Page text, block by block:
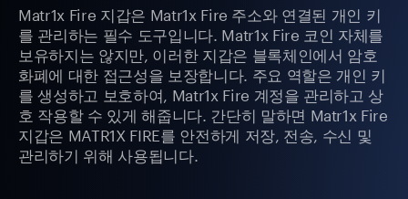
Matr1x Fire 지갑은 Matr1x Fire 주소와 연결된 개인 키
를 관리하는 필수 도구입니다. Matr1x Fire 코인 자체를
보유하지는 않지만, 이러한 지갑은 블록체인에서 암호
화폐에 대한 접근성을 보장합니다. 주요 역할은 개인 키
를 생성하고 보호하여, Matr1x Fire 계정을 관리하고 상
호 작용할 수 있게 해줍니다. 간단히 말하면 Matr1x Fire
지갑은 MATR1X FIRE를 안전하게 저장, 전송, 수신 및
관리하기 위해 사용됩니다.